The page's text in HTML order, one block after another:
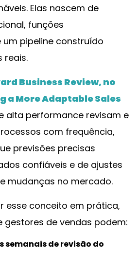
Elas nascem de
funções
um pipeline construído
reais.
Business Review, no
a More Adaptable Sales
alta performance revisam e
com frequência,
previsões precisas
confiáveis e de ajustes
mudanças no mercado.
esse conceito em prática,
gestores de vendas podem:
de revisão do